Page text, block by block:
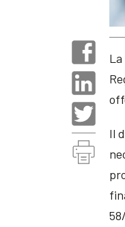
Il